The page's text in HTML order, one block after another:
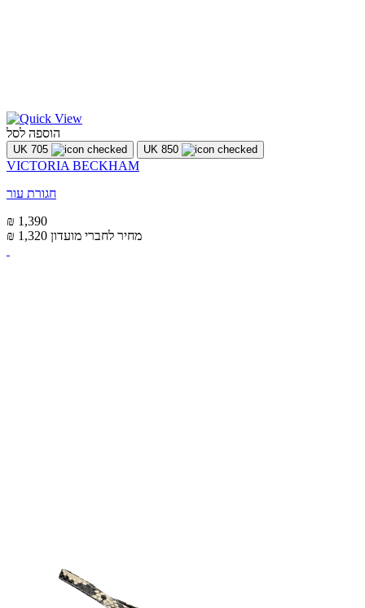
הוספה לסל
UK 705 UK 850
VICTORIA BECKHAM
חגורת עור
₪ 1,390
₪ 1,320 מחיר לחברי מועדון